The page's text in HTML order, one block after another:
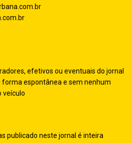
efetivos ou eventuais do jornal
forma espontânea e sem nenhum
veículo
publicado neste jornal é inteira